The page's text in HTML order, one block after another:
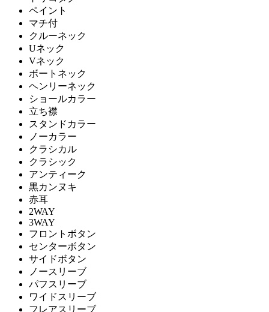
ペイント
マチ付
クルーネック
Uネック
Vネック
ボートネック
ヘンリーネック
ショールカラー
立ち襟
スタンドカラー
ノーカラー
クラシカル
クラシック
アンティーク
黒カンヌキ
赤耳
2WAY
3WAY
フロントボタン
センターボタン
サイドボタン
ノースリーブ
パフスリーブ
ワイドスリーブ
フレアスリーブ